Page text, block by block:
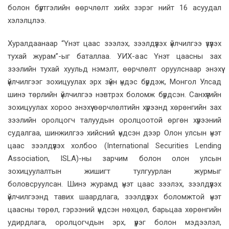
болон бүртгэлийн өөрчлөлт хийх зэрэг нийт 16 асуудал
хэлэлцлээ.
Хуралдаанаар “Үнэт цаас зээлэх, зээлдүүлэх үйлчилгээ үзүүлэх
тухай журам”-ыг баталлаа. УИХ-аас Үнэт цаасны зах
зээлийн тухай хуульд нэмэлт, өөрчлөлт оруулснаар энэхүү
үйлчилгээг зохицуулах эрх зүйн үндэс бүрдэж, Монгол Улсад
шинэ төрлийн үйлчилгээ нэвтрэх боломж бүрдсэн. Санхүүгийн
зохицуулах хороо энэхүү өөрчлөлтийн хүрээнд хөрөнгийн зах
зээлийн оролцогч талуудын оролцоотой өргөн хүрээний
судалгаа, шинжилгээ хийсний үндсэн дээр Олон улсын үнэт
цаас зээлдүүлэх холбоо (International Securities Lending
Association, ISLA)-ны зарчим болон олон улсын
зохицуулалтын жишигт тулгуурлан журмыг
боловсруулсан. Шинэ журамд үнэт цаас зээлэх, зээлдүүлэх
үйлчилгээнд тавих шаардлага, зээлдүүлэх боломжтой үнэт
цаасны төрөл, гэрээний үндсэн нөхцөл, барьцаа хөрөнгийн
удирдлага, оролцогчдын эрх, үүрэг болон мэдээлэл,